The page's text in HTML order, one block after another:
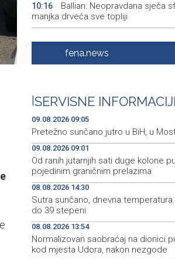
10:16
Ballian: Neopravdana sječa
manjka drveća sve topliji
FBiH nema objedinjene
uništenom mesu, prekršaji utvrđeni
09:28
Kušljugić: Sprječavanje
ključni za očuvanje zdravlja srca
fena.news
SERVISNE
09.08.2026 09:05
Pretežno sunčano jutro u BiH, u
09.08.2026 09:01
Od ranih jutarnjih sati duge kolone
pojedinim graničnim prelazima
08.08.2026 14:30
Sutra sunčano, dnevna temperatura
do 39 stepeni
08.08.2026 13:54
Normalizovan saobraćaj na dionici
kod mjesta Udora, nakon nezgode